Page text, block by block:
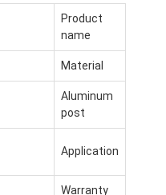
پرگولا آلومینیومی
آلاچیق آلومینیومی موتوردار
Product
name
Material
Aluminum
post
Application
Warranty